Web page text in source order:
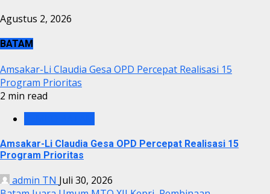
Agustus 2, 2026
BATAM
Amsakar-Li Claudia Gesa OPD Percepat Realisasi 15
Program Prioritas
2 min read
Amsakar-Li Claudia Gesa OPD Percepat Realisasi 15
Program Prioritas
admin TN Juli 30, 2026